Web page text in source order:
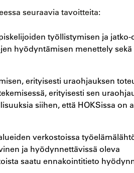
seuraavia tavoitteita:
työllistymisen ja
hyödyntämisen menettely
erityisesti uraohjauksen
erityisesti sen
siihen, että HOKSissa on
verkostoissa
ja hyödynnettävissä oleva
saatu ennakointitieto